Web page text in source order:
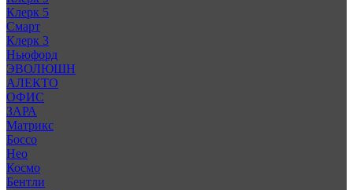
Клерк 5
Смарт
Клерк 3
Ньюфорд
ЭВОЛЮШН
АЛЕКТО
ОФИС
ЗАРА
Матрикс
Боссо
Нео
Космо
Бентли